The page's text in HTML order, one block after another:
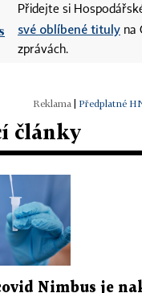
Přidejte si
své oblíbené tituly na
zprávách.
Předplatné
články
Nimbus je